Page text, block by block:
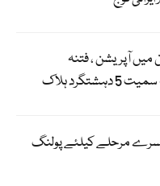
میں آپریشن ، فتنہ
ہلاک
مرحلے کیلئے پولنگ